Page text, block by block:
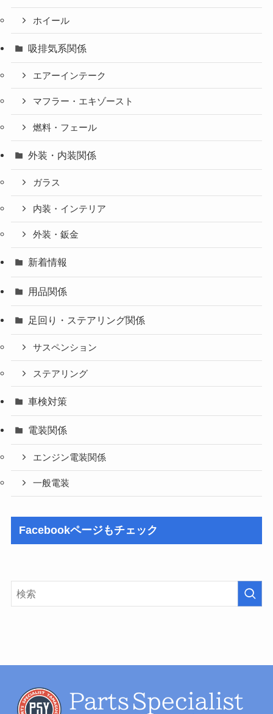
ホイール
吸排気系関係
エアーインテーク
マフラー・エキゾースト
燃料・フェール
外装・内装関係
ガラス
内装・インテリア
外装・鈑金
新着情報
用品関係
足回り・ステアリング関係
サスペンション
ステアリング
車検対策
電装関係
エンジン電装関係
一般電装
Facebookページもチェック